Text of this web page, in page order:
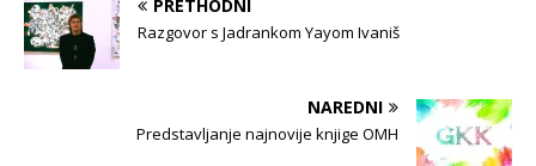
PRETHODNI
Razgovor s Jadrankom Yayom Ivaniš
NAREDNI
Predstavljanje najnovije knjige OMH